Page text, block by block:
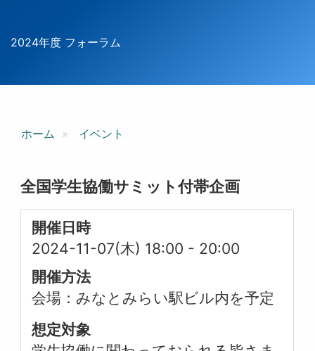
2024年度 フォーラム
ホーム イベント
全国学生協働サミット付帯企画
開催日時
2024-11-07(木) 18:00 - 20:00
開催方法
会場：みなとみらい駅ビル内を予定
想定対象